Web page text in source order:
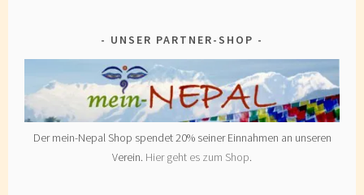
UNSER PARTNER-SHOP
Der mein-Nepal Shop spendet 20% seiner Einnahmen an unseren
Verein. Hier geht es zum Shop.